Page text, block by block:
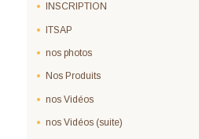
INSCRIPTION
ITSAP
nos photos
Nos Produits
nos Vidéos
nos Vidéos (suite)